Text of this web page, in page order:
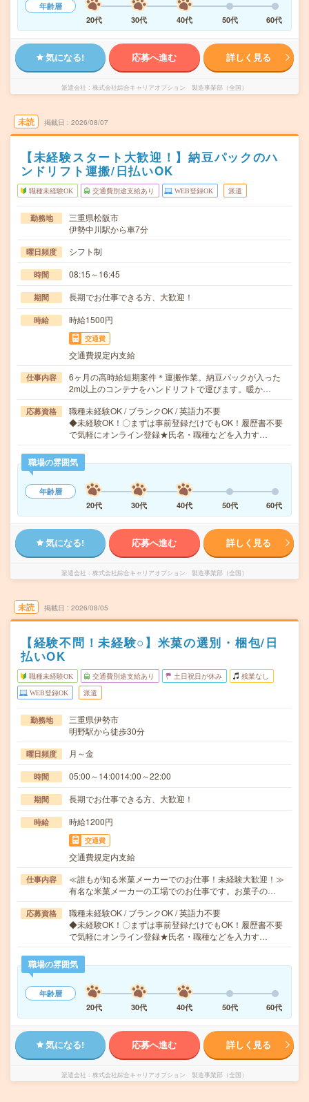
年齢層
20代
30代 40代 50代 60代
気になる! 応募へ進む 詳しく見る
派遣会社 株式会社綜合キャリアオプション 製造事業部（全国）
未読 掲載日 2026/08/07
【未経験スタート大歓迎！】納豆パックのハ
ンドリフト運搬/日払いOK
職種未経験OK 交通費別途支給あり WEB登録OK 派遣
勤務地
三重県松阪市
伊勢中川駅から車7分
曜日頻度 シフト制
時間 08:15～16:45
期間 長期でお仕事できる方、大歓迎！
時給 時給1500円
交通費
交通費規定内支給
仕事内容
6ヶ月の高時給短期案件＊運搬作業。納豆パックが入った
2m以上のコンテナをハンドリフトで運びます。暖か…
応募資格
職種未経験OK / ブランクOK / 英語力不要
◆未経験OK！〇まずは事前登録だけでもOK！履歴書不要
で気軽にオンライン登録★氏名・職種などを入力す…
職場の雰囲気
年齢層
20代
30代 40代 50代 60代
気になる! 応募へ進む 詳しく見る
派遣会社 株式会社綜合キャリアオプション 製造事業部（全国）
未読 掲載日 2026/08/05
【経験不問！未経験○】米菓の選別・梱包/日
払いOK
職種未経験OK 交通費別途支給あり 土日祝日が休み 残業なし
WEB登録OK 派遣
勤務地
三重県伊勢市
明野駅から徒歩30分
曜日頻度 月～金
時間 05:00～14:0014:00～22:00
期間 長期でお仕事できる方、大歓迎！
時給 時給1200円
交通費
交通費規定内支給
仕事内容
≪誰もが知る米菓メーカーでのお仕事！未経験大歓迎！≫
有名な米菓メーカーの工場でのお仕事です。お菓子の…
応募資格
職種未経験OK / ブランクOK / 英語力不要
◆未経験OK！〇まずは事前登録だけでもOK！履歴書不要
で気軽にオンライン登録★氏名・職種などを入力す…
職場の雰囲気
年齢層
20代
30代 40代 50代 60代
気になる! 応募へ進む 詳しく見る
派遣会社 株式会社綜合キャリアオプション 製造事業部（全国）